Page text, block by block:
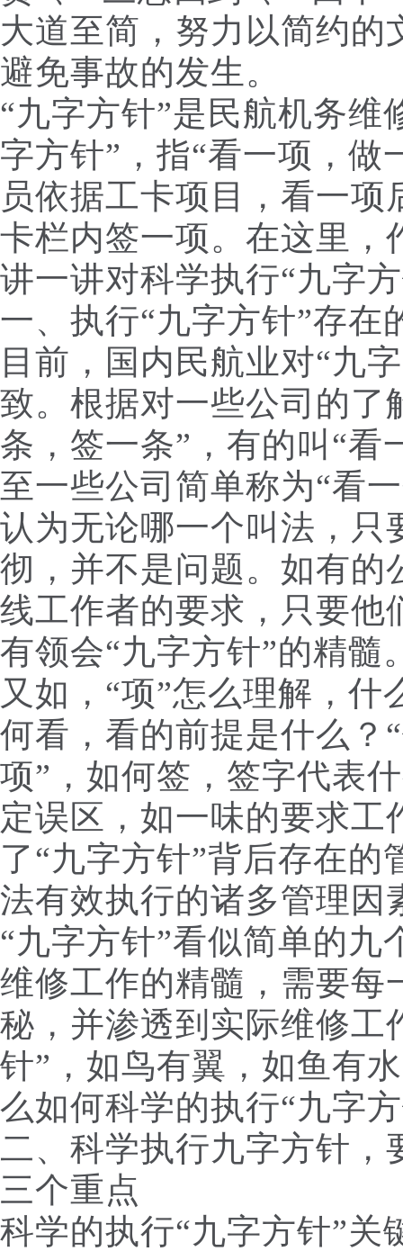
大道至简，努力以简约
避免事故的发生。
“九字方针”是民航机务维
字方针”，指“看一项，做
员依据工卡项目，看一
卡栏内签一项。在这里，
讲一讲对科学执行“九字
一、执行“九字方针”存在
目前，国内民航业对“九
致。根据对一些公司的了
条，签一条”，有的叫“看
至一些公司简单称为“看
认为无论哪一个叫法，只
彻，并不是问题。如有的
线工作者的要求，只要他
有领会“九字方针”的精髓
又如，“项”怎么理解，什
何看，看的前提是什么？
项”，如何签，签字代表
定误区，如一味的要求工
了“九字方针”背后存在的
法有效执行的诸多管理因
“九字方针”看似简单的
维修工作的精髓，需要每
秘，并渗透到实际维修工
针”，如鸟有翼，如鱼有
么如何科学的执行“九字
二、科学执行九字方针，
三个重点
科学的执行“九字方针”